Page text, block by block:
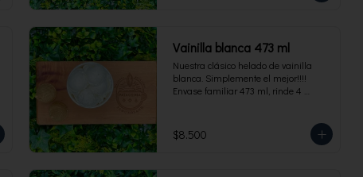
Vainilla blanca 473 ml
Nuestra clásico helado de vainilla
blanca. Simplemente el mejor!!!!
Envase familiar 473 ml, rinde 4
$8.500